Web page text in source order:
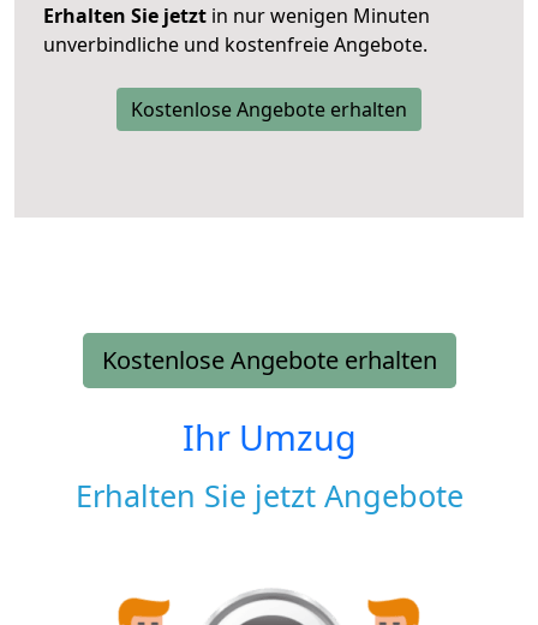
Erhalten Sie jetzt in nur wenigen Minuten
unverbindliche und kostenfreie Angebote.
Kostenlose Angebote erhalten
Kostenlose Angebote erhalten
Ihr Umzug
Erhalten Sie jetzt Angebote